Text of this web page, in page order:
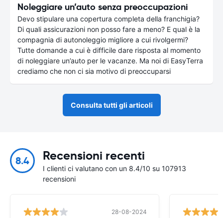
Noleggiare un’auto senza preoccupazioni
Devo stipulare una copertura completa della franchigia?
Di quali assicurazioni non posso fare a meno? E qual è la
compagnia di autonoleggio migliore a cui rivolgermi?
Tutte domande a cui è difficile dare risposta al momento
di noleggiare un’auto per le vacanze. Ma noi di EasyTerra
crediamo che non ci sia motivo di preoccuparsi
Consulta tutti gli articoli
8.4 Recensioni recenti
I clienti ci valutano con un 8.4/10 su 107913
recensioni
28-08-2024